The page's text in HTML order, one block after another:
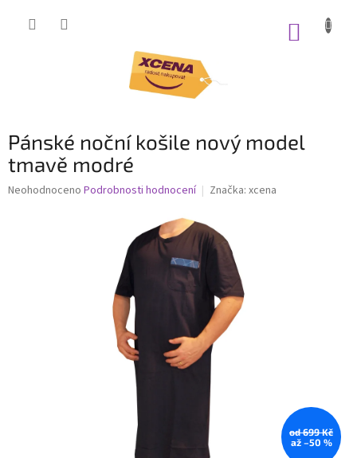
Pánské noční košile nový model
tmavě modré
Průměrné
Neohodnoceno Podrobnosti hodnocení Značka: xcena
od 699 Kč
až –50 %